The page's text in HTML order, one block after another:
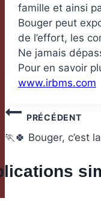
famille et ainsi
Bouger peut
de l’effort, les
Ne jamais
Pour en savoir
www.irbms.com
Navigation
de
l’article
PRÉCÉDENT
🏃🍀 Bouger, c’est